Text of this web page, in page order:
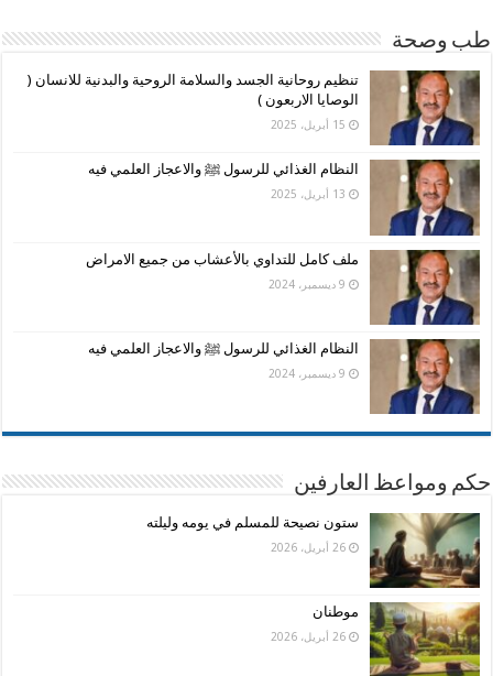
طب وصحة
تنظيم روحانية الجسد والسلامة الروحية والبدنية للانسان (
الوصايا الاربعون )
15 أبريل، 2025
النظام الغذائي للرسول ﷺ والاعجاز العلمي فيه
13 أبريل، 2025
ملف كامل للتداوي بالأعشاب من جميع الامراض
9 ديسمبر، 2024
النظام الغذائي للرسول ﷺ والاعجاز العلمي فيه
9 ديسمبر، 2024
حكم ومواعظ العارفين
ستون نصيحة للمسلم في يومه وليلته
26 أبريل، 2026
موطنان
26 أبريل، 2026